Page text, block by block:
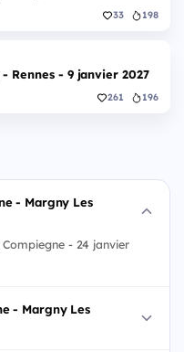
33 198
Rennes - 9 janvier 2027
261 196
- Margny Les
- 24 janvier
- Margny Les